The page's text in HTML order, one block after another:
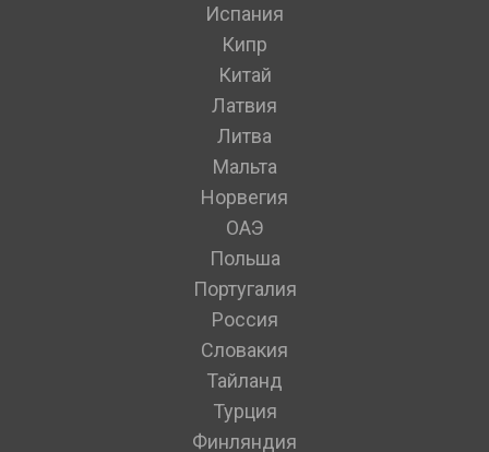
Испания
Кипр
Китай
Латвия
Литва
Мальта
Норвегия
ОАЭ
Польша
Португалия
Россия
Словакия
Тайланд
Турция
Финляндия